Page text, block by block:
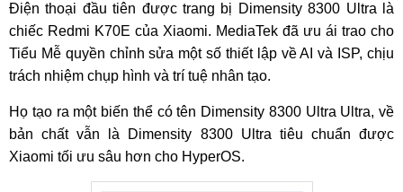
Điện thoại đầu tiên được trang bị Dimensity 8300 Ultra là
chiếc Redmi K70E của Xiaomi. MediaTek đã ưu ái trao cho
Tiểu Mễ quyền chỉnh sửa một số thiết lập về AI và ISP, chịu
trách nhiệm chụp hình và trí tuệ nhân tạo.
Họ tạo ra một biến thể có tên Dimensity 8300 Ultra Ultra, về
bản chất vẫn là Dimensity 8300 Ultra tiêu chuẩn được
Xiaomi tối ưu sâu hơn cho HyperOS.